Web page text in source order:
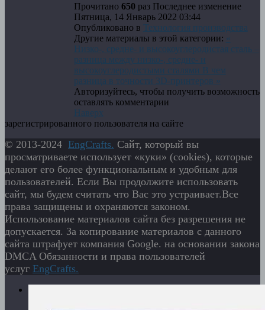
Прочитано 650раз Последнее изменение
Пятница, 14 Январь 2022 03:44
Опубликовано в Технология производства
Другие материалы в этой категории: «
Низко-, средне- и высокоуглеродистая сталь –
разница между низко-, средне- и
высокоуглеродистыми сталями В чем
разница в точности 3D-принтеров »
Авторизуйтесь, чтобы получить возможность
оставлять комментарии
Наверх
зарегистрированного пользователя на сайте
© 2013-2024 EngСrafts. Сайт, который вы
просматриваете использует «куки» (cookies), которые
делают его более функциональным и удобным для
пользователей. Если Вы продолжите использовать
сайт, мы будем считать что Вас это устраивает.Все
права защищены и охраняются законом.
Использование материалов сайта без разрешения не
допускается. За копирование материалов с данного
сайта штрафует компания Google. на основании закона
DMCA Обязанности и права пользователей
услуг EngСrafts.